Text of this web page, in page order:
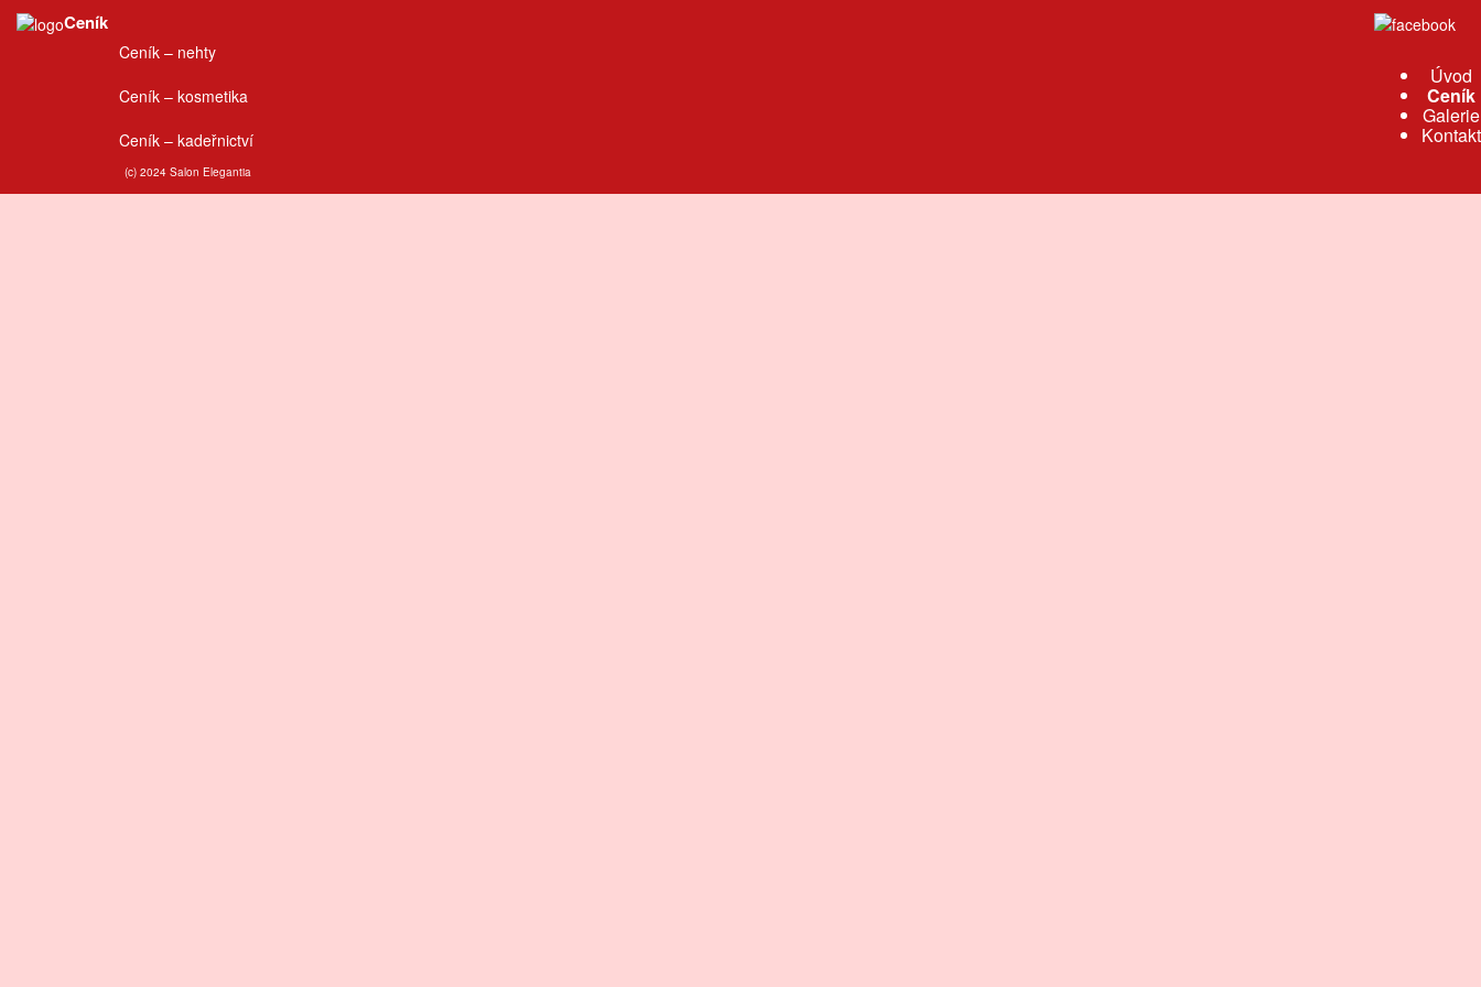
Úvod
Ceník
Galerie
Kontakt
Ceník
Ceník – nehty
Ceník – kosmetika
Ceník – kadeřnictví
(c) 2024 Salon Elegantia